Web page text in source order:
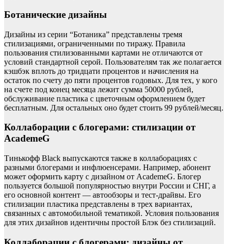
Ботанические дизайны
Дизайны из серии “Ботаника” представлены тремя
стилизациями, ограниченными по тиражу. Правила
пользования стилизованными картами не отличаются от
условий стандартной серой. Пользователям так же полагается
кэшбэк вплоть до тридцати процентов и начисления на
остаток по счету до пяти процентов годовых. Для тех, у кого
на счете под конец месяца лежит сумма 50000 рублей,
обслуживание пластика с цветочным оформлением будет
бесплатным. Для остальных оно будет стоить 99 рублей/месяц.
Коллаборации с блогерами: стилизации от
AcademeG
Тинькофф Black выпускаются также в коллаборациях с
разными блогерами и инфлюенсерами. Например, абонент
может оформить карту с дизайном от AcademeG. Блогер
пользуется большой популярностью внутри России и СНГ, а
его основной контент — автообзоры и тест-драйвы. Его
стилизации пластика представлены в трех вариантах,
связанных с автомобильной тематикой. Условия пользования
для этих дизайнов идентичны простой Блэк без стилизаций.